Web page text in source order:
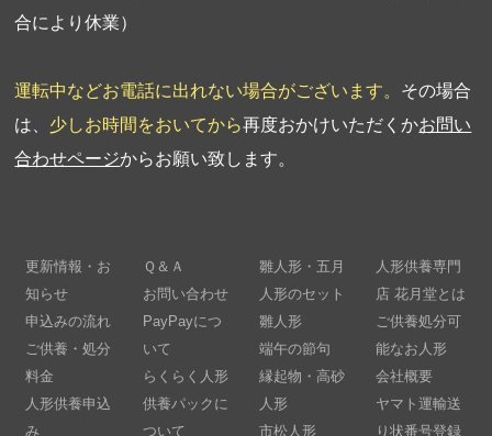
合により休業）
運転中などお電話に出れない場合がございます。 その場合
は、 少しお時間をおいてから再度おかけいただくかお問い
合わせページからお願い致します。
更新情報・お
知らせ
申込みの流れ
ご供養・処分
料金
人形供養申込
み
Ｑ＆Ａ
お問い合わせ
PayPayにつ
いて
らくらく人形
供養パックに
ついて
雛人形・五月
人形のセット
雛人形
端午の節句
縁起物・高砂
人形
市松人形
人形供養専門
店 花月堂とは
ご供養処分可
能なお人形
会社概要
ヤマト運輸送
り状番号登録